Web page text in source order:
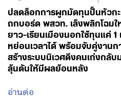
สร้างระบบนิเวศดึงคนเก่งกลับ
ลุ้นดันให้มีผลย้อนหลัง
อ่านต่อ